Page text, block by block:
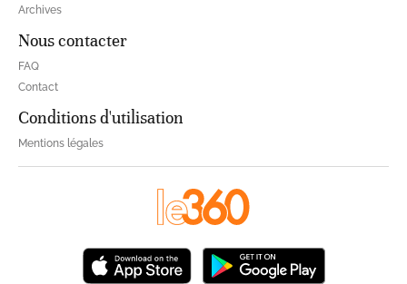
Archives
Nous contacter
FAQ
Contact
Conditions d'utilisation
Mentions légales